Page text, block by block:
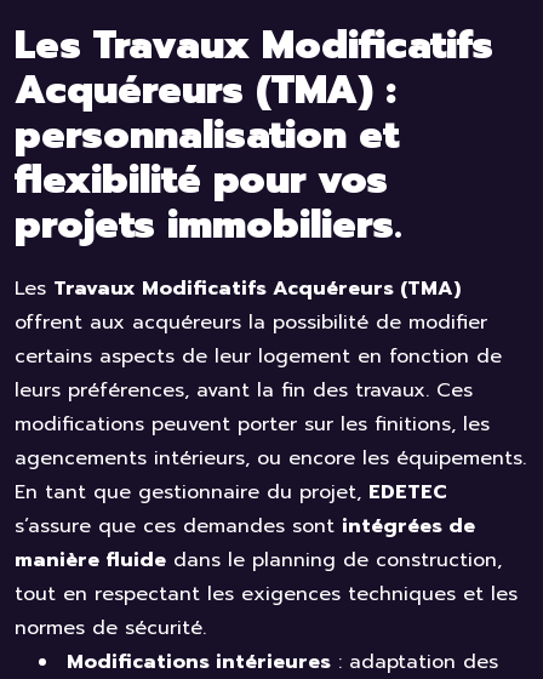
Les Travaux Modificatifs
Acquéreurs (TMA) :
personnalisation et
flexibilité pour vos
projets immobiliers.
Les Travaux Modificatifs Acquéreurs (TMA)
offrent aux acquéreurs la possibilité de modifier
certains aspects de leur logement en fonction de
leurs préférences, avant la fin des travaux. Ces
modifications peuvent porter sur les finitions, les
agencements intérieurs, ou encore les équipements.
En tant que gestionnaire du projet, EDETEC
s’assure que ces demandes sont intégrées de
manière fluide dans le planning de construction,
tout en respectant les exigences techniques et les
normes de sécurité.
Modifications intérieures : adaptation des